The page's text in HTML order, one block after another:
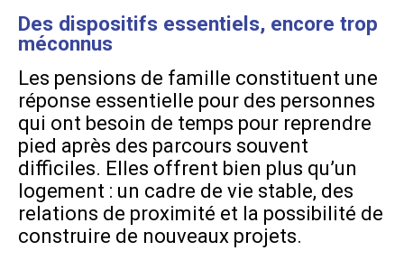
Des dispositifs essentiels, encore trop
méconnus
Les pensions de famille constituent une
réponse essentielle pour des personnes
qui ont besoin de temps pour reprendre
pied après des parcours souvent
difficiles. Elles offrent bien plus qu’un
logement : un cadre de vie stable, des
relations de proximité et la possibilité de
construire de nouveaux projets.